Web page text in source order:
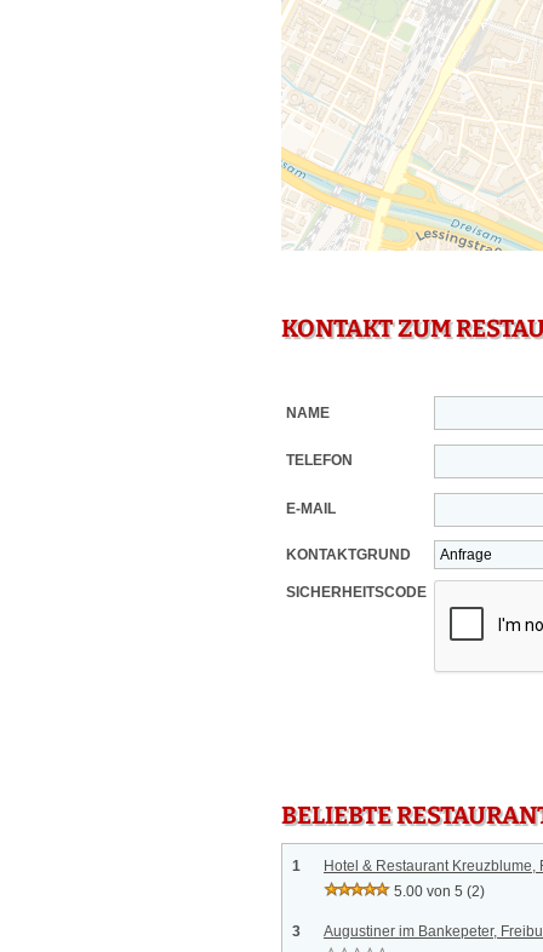
KONTAKT ZUM
NAME
TELEFON
E-MAIL
KONTAKTGRUND
SICHERHEITSCODE
BELIEBTE
1
Hotel & Restaurant Kreuzblume,
5.00 von 5 (2)
3 Augustiner im Bankepeter,